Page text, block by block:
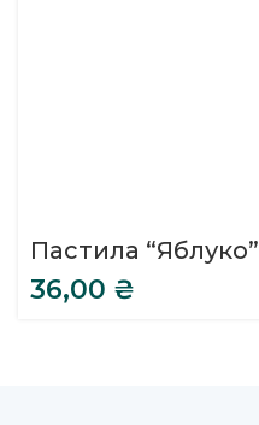
Пастила “Яблуко”
36,00 ₴